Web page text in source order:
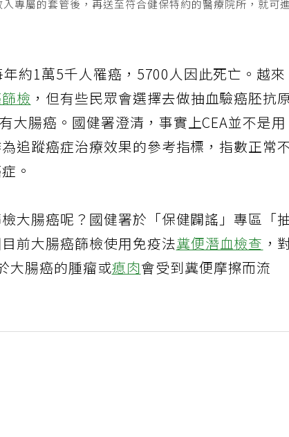
專屬的套管後，再送至符合健保特約的醫療院所，就可
約1萬5千人罹癌，5700人因此死亡。越來
檢 ，但有些民眾會選擇去做抽血驗癌胚抗
大腸癌。國健署澄清，事實上CEA並不是用
追蹤癌症治療效果的參考指標，指數正常
。
大腸癌呢？國健署於「保健闢謠」專區「
前大腸癌篩檢使用免疫法糞便潛血檢查 ，
大腸癌的腫瘤或瘜肉會受到糞便摩擦而流